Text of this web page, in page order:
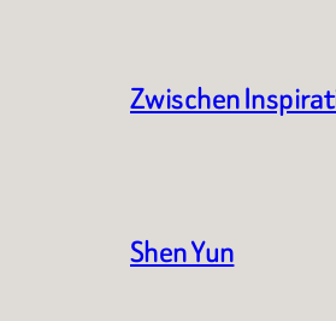
Zwischen
Shen Yun